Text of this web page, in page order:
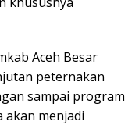
Aceh Besar
peternakan
sampai program
akan menjadi